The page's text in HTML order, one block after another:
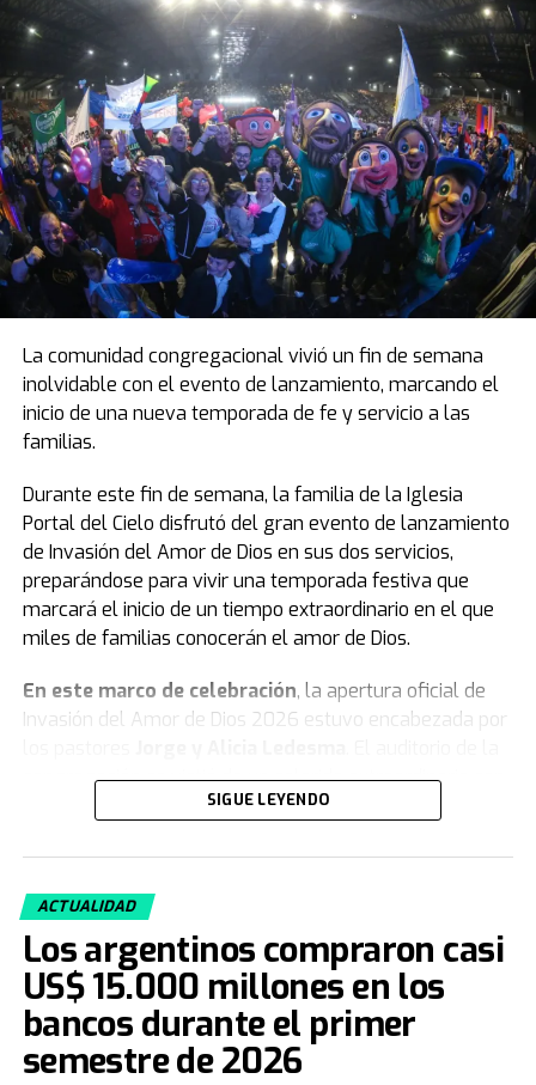
La comunidad congregacional vivió un fin de semana
inolvidable con el evento de lanzamiento, marcando el
inicio de una nueva temporada de fe y servicio a las
familias.
Durante este fin de semana, la familia de la Iglesia
Portal del Cielo disfrutó del gran evento de lanzamiento
de Invasión del Amor de Dios en sus dos servicios,
preparándose para vivir una temporada festiva que
marcará el inicio de un tiempo extraordinario en el que
miles de familias conocerán el amor de Dios.
En este marco de celebración, la apertura oficial de
Invasión del Amor de Dios 2026 estuvo encabezada por
congregación se vistió de un colorido extraordinario con
remeras, globos, banderas, gorras y vinchas
que está por venir.
Asimismo, con un ambiente festivo y alegre, los
miembros acompañaron cada momento de esta jornada
especial. Durante el evento, el público disfrutó de una
emotiva obra de teatro sobre la importancia de Invasión
en la vida de las personas, acompañada por carteles
coloridos, distintos muñecos gigantes caracterizados
SIGUE LEYENDO
ACTUALIDAD
Los argentinos compraron casi
US$ 15.000 millones en los
bancos durante el primer
semestre de 2026